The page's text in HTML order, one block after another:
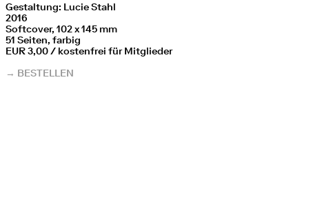
Gestaltung: Lucie Stahl
2016
Softcover, 102 x 145 mm
51 Seiten, farbig
EUR 3,00 / kostenfrei für Mitglieder
→ BESTELLEN